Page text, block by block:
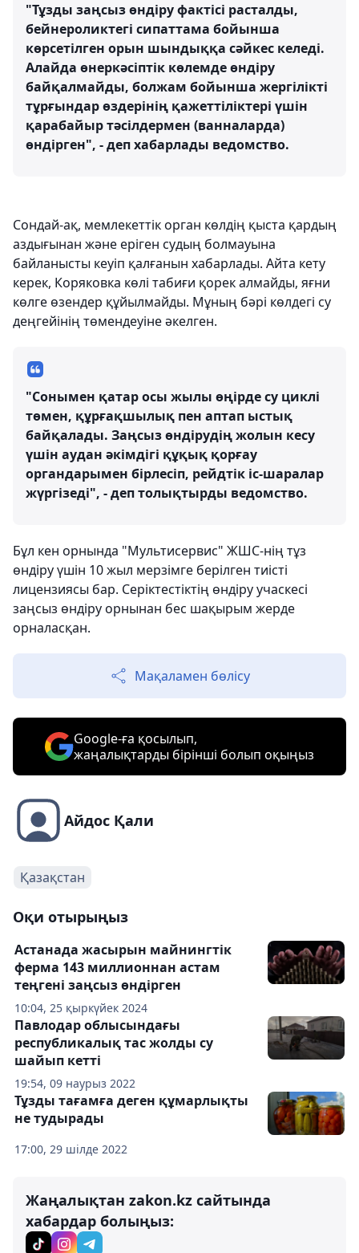
"Тұзды заңсыз өндіру фактісі расталды,
бейнероликтегі сипаттама бойынша
көрсетілген орын шындыққа сәйкес келеді.
Алайда өнеркәсіптік көлемде өндіру
байқалмайды, болжам бойынша жергілікті
тұрғындар өздерінің қажеттіліктері үшін
қарабайыр тәсілдермен (ванналарда)
өндірген", - деп хабарлады ведомство.
Сондай-ақ, мемлекеттік орган көлдің қыста қардың
аздығынан және еріген судың болмауына
байланысты кеуіп қалғанын хабарлады. Айта кету
керек, Коряковка көлі табиғи қорек алмайды, яғни
көлге өзендер құйылмайды. Мұның бәрі көлдегі су
деңгейінің төмендеуіне әкелген.
"Сонымен қатар осы жылы өңірде су циклі
төмен, құрғақшылық пен аптап ыстық
байқалады. Заңсыз өндірудің жолын кесу
үшін аудан әкімдігі құқық қорғау
органдарымен бірлесіп, рейдтік іс-шаралар
жүргізеді", - деп толықтырды ведомство.
Бұл кен орнында "Мультисервис" ЖШС-нің тұз
өндіру үшін 10 жыл мерзімге берілген тиісті
лицензиясы бар. Серіктестіктің өндіру учаскесі
заңсыз өндіру орнынан бес шақырым жерде
орналасқан.
Мақаламен бөлісу
Google-ға қосылып,
жаңалықтарды бірінші болып оқыңыз
Айдос Қали
Қазақстан
Оқи отырыңыз
10:04, 25 қыркүйек 2024
Астанада жасырын майнингтік
ферма 143 миллионнан астам
теңгені заңсыз өндірген
19:54, 09 наурыз 2022
Павлодар облысындағы
республикалық тас жолды су
шайып кетті
17:00, 29 шілде 2022
Тұзды тағамға деген құмарлықты
не тудырады
Жаңалықтан zakon.kz сайтында
хабардар болыңыз: